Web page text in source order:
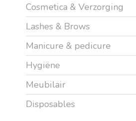
Cosmetica & Verzorging
Lashes & Brows
Manicure & pedicure
Hygiëne
Meubilair
Disposables